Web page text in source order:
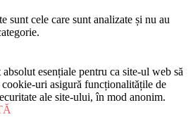
sunt cele care sunt analizate și nu au
esențiale pentru ca site-ul web să
uri asigură funcționalitățile de
ale site-ului, în mod anonim.